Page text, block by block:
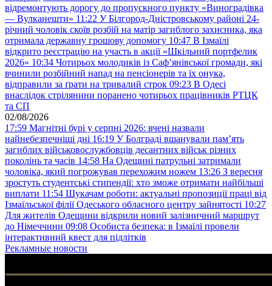
відремонтують дорогу до пропускного пункту «Виноградівка
— Вулканешти» 11:22 У Білгород-Дністровському районі 24-
річний чоловік скоїв розбій на матір загиблого захисника, яка
отримала державну грошову допомогу 10:47 В Ізмаїлі
відкрито реєстрацію на участь в акції «Шкільний портфелик
2026» 10:34 Чотирьох молодиків із Саф’янівської громади, які
вчинили розбійний напад на пенсіонерів та їх онука,
відправили за ґрати на тривалий строк 09:23 В Одесі
внаслідок стрілянини поранено чотирьох працівників РТЦК
та СП
02/08/2026
17:59 Магнітні бурі у серпні 2026: вчені назвали
найнебезпечніші дні 16:19 У Болграді вшанували пам’ять
загиблих військовослужбовців десантних військ різних
поколінь та часів 14:58 На Одещині патрульні затримали
чоловіка, який погрожував перехожим ножем 13:26 З вересня
зростуть студентські стипендії: хто зможе отримати найбільші
виплати 11:54 Шукачам роботи: актуальні пропозиції праці від
Ізмаїльської філії Одеського обласного центру зайнятості 10:27
Для жителів Одещини відкрили новий залізничний маршрут
до Німеччини 09:08 Особиста безпека: в Ізмаїлі провели
інтерактивний квест для підлітків
Рекламные новости